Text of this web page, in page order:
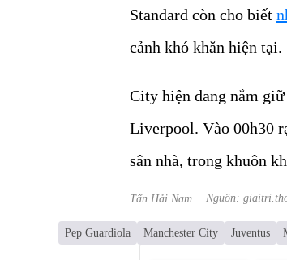
Standard còn cho biết
cảnh khó khăn hiện tại.
City hiện đang nắm
Liverpool. Vào 00h30
sân nhà, trong khuôn
Tấn Hải Nam Nguồn:
Pep Guardiola Manchester City Juventus